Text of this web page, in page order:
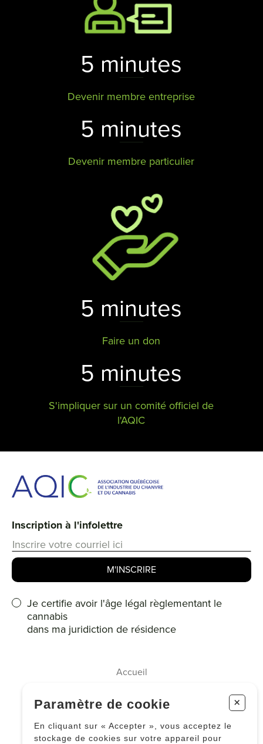
5 minutes
Devenir membre entreprise
5 minutes
Devenir membre particulier
5 minutes
Faire un don
5 minutes
S'impliquer sur un comité officiel de
l'AQIC
Inscription à l'infolettre
Je certifie avoir l'âge légal règlementant le
cannabis
dans ma juridiction de résidence
Accueil
À propos
Le cannabis
Paramètre de cookie +
En cliquant sur « Accepter », vous acceptez le
stockage de cookies sur votre appareil pour